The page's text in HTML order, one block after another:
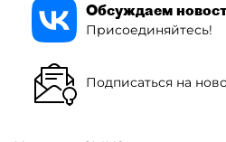
Обсуждаем
Присоединяйтесь!
Подписаться на